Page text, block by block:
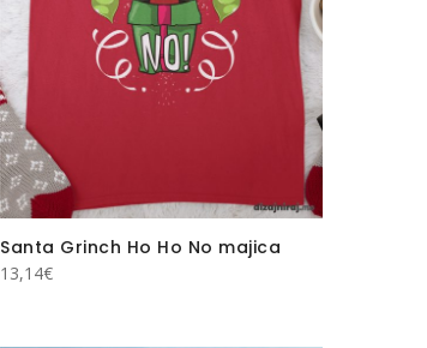
Santa Grinch Ho Ho No majica
13,14€